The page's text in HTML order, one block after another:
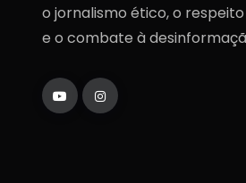
o jornalismo ético, o
e o combate à